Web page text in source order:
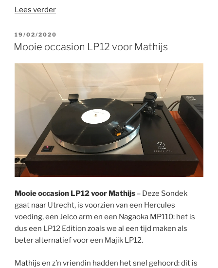
Lees verder“Linn
–
het
lager”
GEPLAATST
OP
19/02/2020
Mooie occasion LP12 voor Mathijs
Mooie occasion LP12 voor Mathijs – Deze Sondek
gaat naar Utrecht, is voorzien van een Hercules
voeding, een Jelco arm en een Nagaoka MP110: het is
dus een LP12 Edition zoals we al een tijd maken als
beter alternatief voor een Majik LP12.
Mathijs en z’n vriendin hadden het snel gehoord: dit is